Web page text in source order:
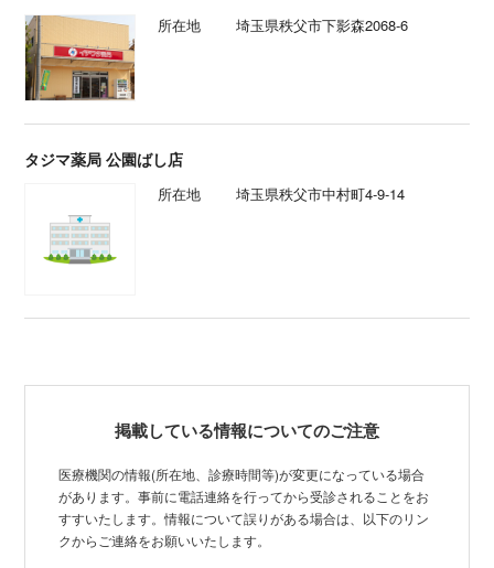
所在地 埼玉県秩父市下影森2068-6
タジマ薬局 公園ばし店
所在地 埼玉県秩父市中村町4-9-14
掲載している情報についてのご注意
医療機関の情報(所在地、診療時間等)が変更になっている場合
があります。事前に電話連絡を行ってから受診されることをお
すすいたします。情報について誤りがある場合は、以下のリン
クからご連絡をお願いいたします。